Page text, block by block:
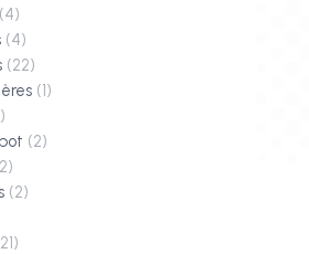
(4)
(4)
(22)
(1)
(2)
(2)